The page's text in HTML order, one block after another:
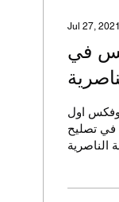
Jul 27, 2021
في
اول
في تصليح
الناصرية